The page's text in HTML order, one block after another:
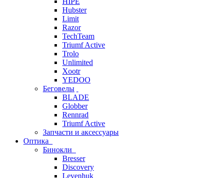
Hubster
Limit
Razor
TechTeam
Triumf Active
Trolo
Unlimited
Xootr
YEDOO
Беговелы
BLADE
Globber
Rennrad
Triumf Active
Запчасти и аксессуары
Оптика
Бинокли
Bresser
Discovery
Levenhuk